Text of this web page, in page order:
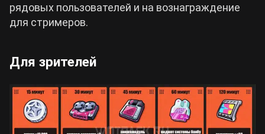
рядовых пользователей и на вознаграждение
для стримеров.
Для зрителей